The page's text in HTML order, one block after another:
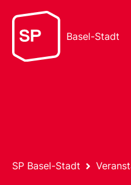
Basel-Stadt
SP Basel-Stadt